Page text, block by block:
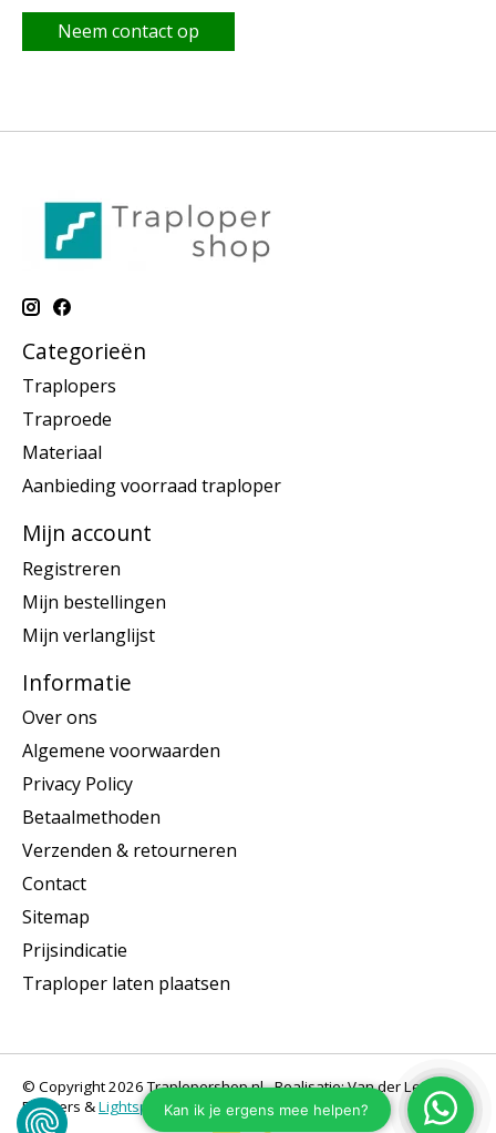
Neem contact op
Categorieën
Traplopers
Traproede
Materiaal
Aanbieding voorraad traploper
Mijn account
Registreren
Mijn bestellingen
Mijn verlanglijst
Informatie
Over ons
Algemene voorwaarden
Privacy Policy
Betaalmethoden
Verzenden & retourneren
Contact
Sitemap
Prijsindicatie
Traploper laten plaatsen
© Copyright 2026 Traplopershop.nl - Realisatie: Van der Let &
Partners &Lightspeed